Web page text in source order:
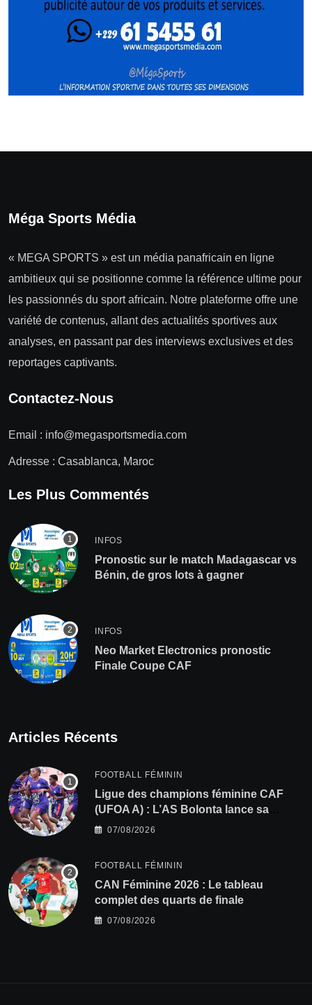
Méga Sports Média
« MEGA SPORTS » est un média panafricain en ligne
ambitieux qui se positionne comme la référence ultime pour
les passionnés du sport africain. Notre plateforme offre une
variété de contenus, allant des actualités sportives aux
analyses, en passant par des interviews exclusives et des
reportages captivants.
Contactez-Nous
Email : info@megasportsmedia.com
Adresse : Casablanca, Maroc
Les Plus Commentés
INFOS
Pronostic sur le match Madagascar vs
Bénin, de gros lots à gagner
INFOS
Neo Market Electronics pronostic
Finale Coupe CAF
Articles Récents
FOOTBALL FÉMININ
Ligue des champions féminine CAF
(UFOA A) : L’AS Bolonta lance sa
conquête de l’Afrique en Gambie
07/08/2026
FOOTBALL FÉMININ
CAN Féminine 2026 : Le tableau
complet des quarts de finale
07/08/2026